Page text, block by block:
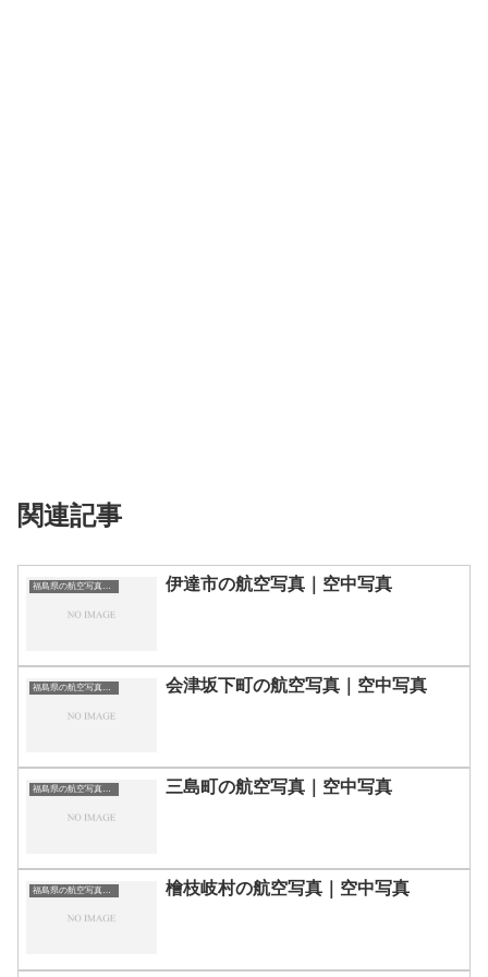
関連記事
福島県の航空写真・空中写真 伊達市の航空写真｜空中写真
福島県の航空写真・空中写真 会津坂下町の航空写真｜空中写真
福島県の航空写真・空中写真 三島町の航空写真｜空中写真
福島県の航空写真・空中写真 檜枝岐村の航空写真｜空中写真